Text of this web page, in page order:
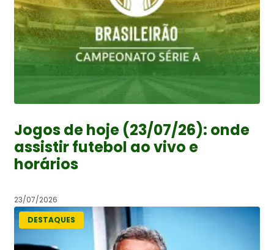
Jogos de hoje (23/07/26): onde
assistir futebol ao vivo e
horários
23/07/2026
DESTAQUES